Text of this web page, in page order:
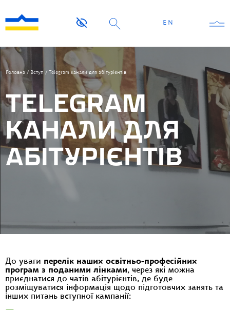
EN
Головна / Вступ / Тelegram канали для абітурієнтів
ТELEGRAM
КАНАЛИ ДЛЯ
АБІТУРІЄНТІВ
До уваги перелік наших освітньо-професійних
програм з поданими лінками, через які можна
приєднатися до чатів абітурієнтів, де буде
розміщуватися інформація щодо підготовчих занять та
інших питань вступної кампанії: